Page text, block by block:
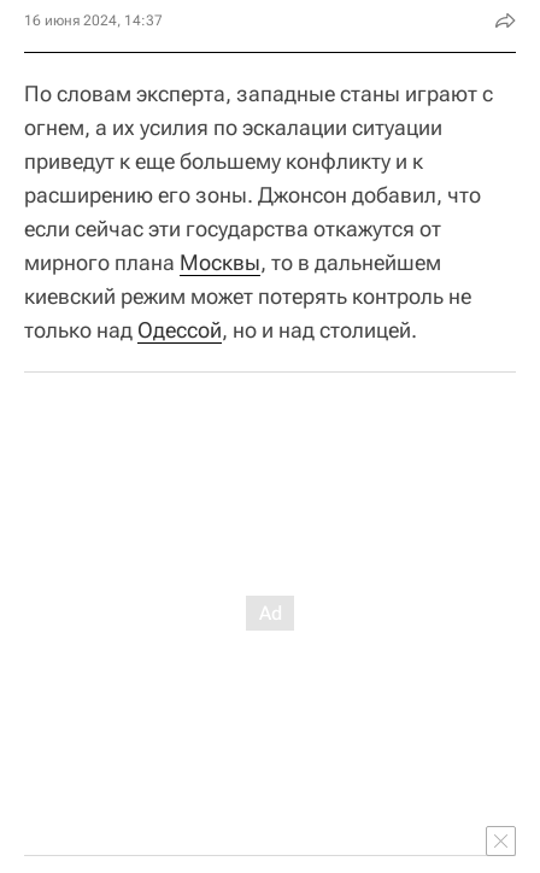
16 июня 2024, 14:37
По словам эксперта, западные станы играют с
огнем, а их усилия по эскалации ситуации
приведут к еще большему конфликту и к
расширению его зоны. Джонсон добавил, что
если сейчас эти государства откажутся от
мирного плана Москвы, то в дальнейшем
киевский режим может потерять контроль не
только над Одессой, но и над столицей.